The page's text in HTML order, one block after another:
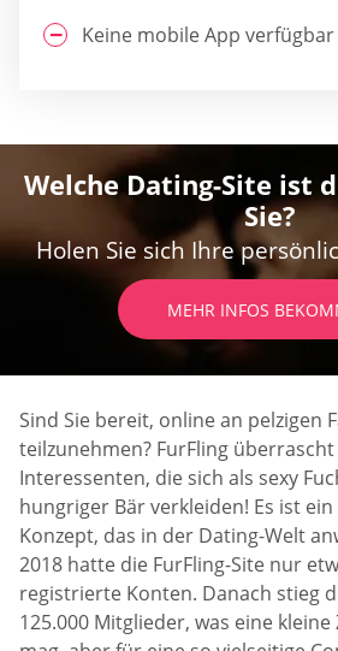
Keine mobile App verfügbar
Welche Dating-Site ist
Sie?
Holen Sie sich Ihre
MEHR INFOS
Sind Sie bereit, online an pelzigen
teilzunehmen? FurFling
Interessenten, die sich als sexy
hungriger Bär verkleiden! Es ist
Konzept, das in der Dating-Welt
2018 hatte die FurFling-Site nur
registrierte Konten. Danach stieg
125.000 Mitglieder, was eine